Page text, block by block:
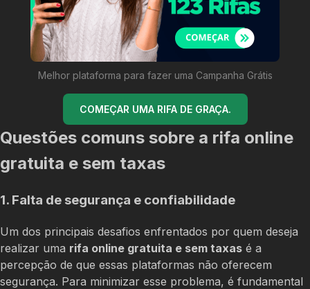
Melhor plataforma para fazer uma Campanha Grátis
COMEÇAR UMA RIFA DE GRAÇA.
Questões comuns sobre a rifa online
gratuita e sem taxas
1. Falta de segurança e confiabilidade
Um dos principais desafios enfrentados por quem deseja
realizar uma rifa online gratuita e sem taxas é a
percepção de que essas plataformas não oferecem
segurança. Para minimizar esse problema, é fundamental